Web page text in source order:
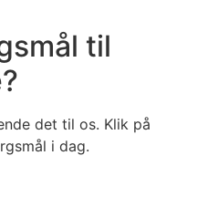
til
det til os. Klik på
i dag.